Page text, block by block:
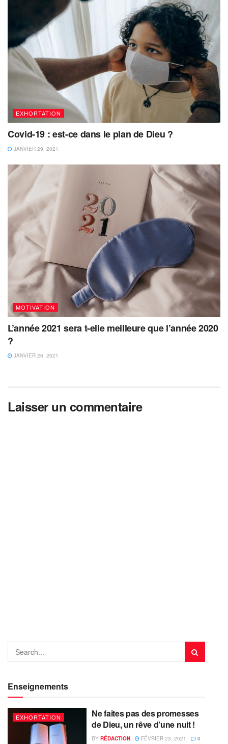
EXHORTATION
Covid-19 : est-ce dans le plan de Dieu ?
JANVIER 29, 2021
MOTIVATION
L’année 2021 sera t-elle meilleure que l’année 2020
?
JANVIER 26, 2021
Laisser un commentaire
Enseignements
EXHORTATION
Ne faites pas des promesses
de Dieu, un rêve d’une nuit !
BY RÉDACTION FÉVRIER 23, 2021 0